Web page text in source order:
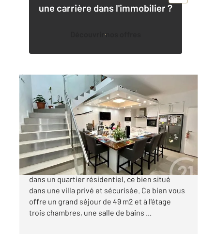
une carrière dans l'immobilier ?
Découvrir nos offres
FONTENAY SOUS BOIS 94
95,50 m
2, 4 pièces
Ref : 9338
Maison à vendre
515 000 €
Votre agence Century21 vous propose un loft
dans un quartier résidentiel, ce bien situé
dans une villa privé et sécurisée. Ce bien vous
offre un grand séjour de 49 m2 et à l'étage
trois chambres, une salle de bains ...